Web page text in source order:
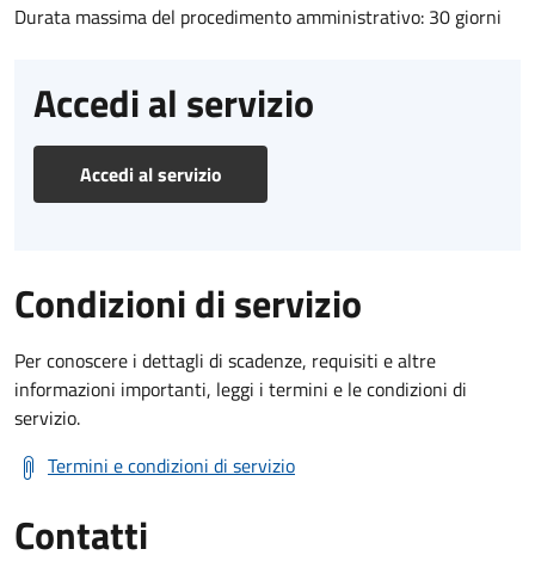
Durata massima del procedimento amministrativo: 30 giorni
Accedi al servizio
Accedi al servizio
Condizioni di servizio
Per conoscere i dettagli di scadenze, requisiti e altre
informazioni importanti, leggi i termini e le condizioni di
servizio.
Termini e condizioni di servizio
Contatti